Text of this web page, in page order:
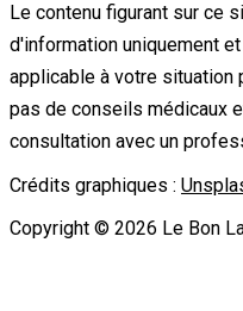
Le contenu figurant sur ce
d'information uniquement
applicable à votre situation
pas de conseils médicaux
consultation avec un
Crédits graphiques :
Copyright © 2026 Le Bon